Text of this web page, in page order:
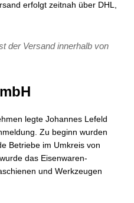
erfolgt zeitnah über DHL,
der Versand innerhalb von
legte Johannes Lefeld
Zu beginn wurden
Betriebe im Umkreis von
das Eisenwaren-
und Werkzeugen